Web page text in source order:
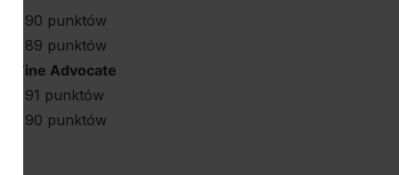
90 punktów
89 punktów
Wine Advocate
91 punktów
90 punktów